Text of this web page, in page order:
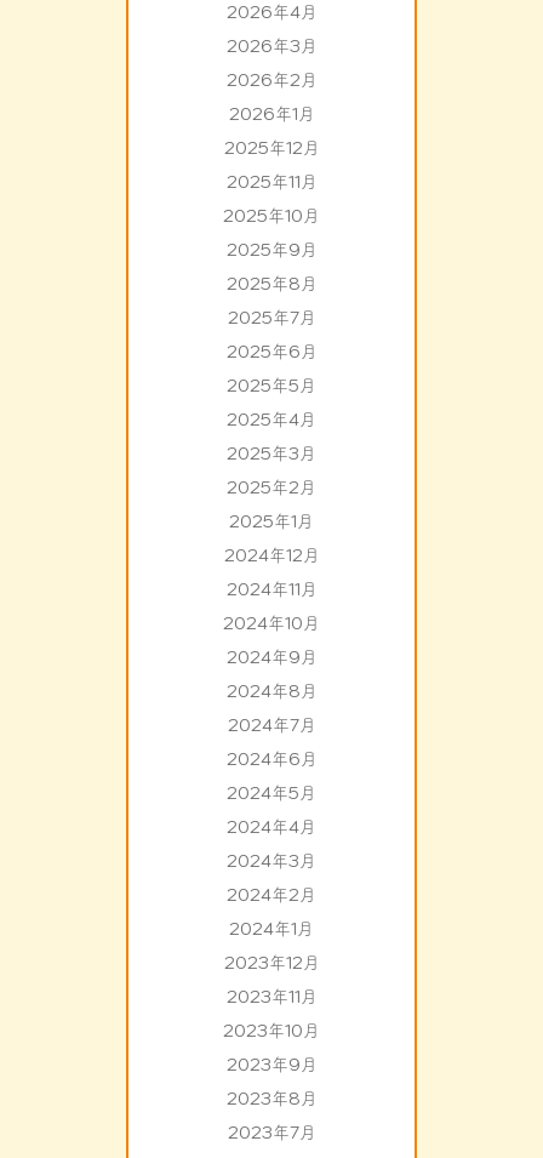
2026年4月
2026年3月
2026年2月
2026年1月
2025年12月
2025年11月
2025年10月
2025年9月
2025年8月
2025年7月
2025年6月
2025年5月
2025年4月
2025年3月
2025年2月
2025年1月
2024年12月
2024年11月
2024年10月
2024年9月
2024年8月
2024年7月
2024年6月
2024年5月
2024年4月
2024年3月
2024年2月
2024年1月
2023年12月
2023年11月
2023年10月
2023年9月
2023年8月
2023年7月